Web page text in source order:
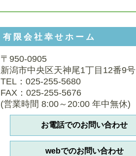
有限会社幸せホーム
〒950-0905
新潟市中央区天神尾1丁目12番9号
TEL：025-255-5680
FAX：025-255-5676
(営業時間 8:00～20:00 年中無休)
お電話でのお問い合わせ
webでのお問い合わせ